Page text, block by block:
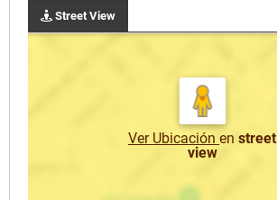
Street View
Ver Ubicación en street
view